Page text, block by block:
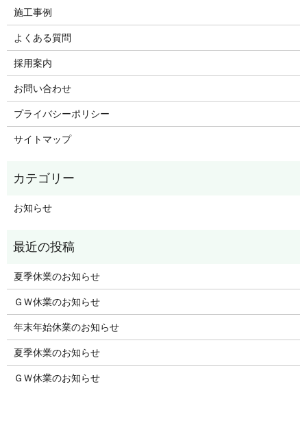
施工事例
よくある質問
採用案内
お問い合わせ
プライバシーポリシー
サイトマップ
お知らせ
夏季休業のお知らせ
ＧＷ休業のお知らせ
年末年始休業のお知らせ
夏季休業のお知らせ
ＧＷ休業のお知らせ